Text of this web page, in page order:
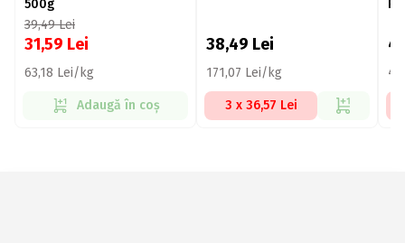
500g
39,49Lei
31,59 Lei
63,18 Lei/kg
Adaugă în coș
38,49 Lei
171,07 Lei/kg
3 x 36,57 Lei